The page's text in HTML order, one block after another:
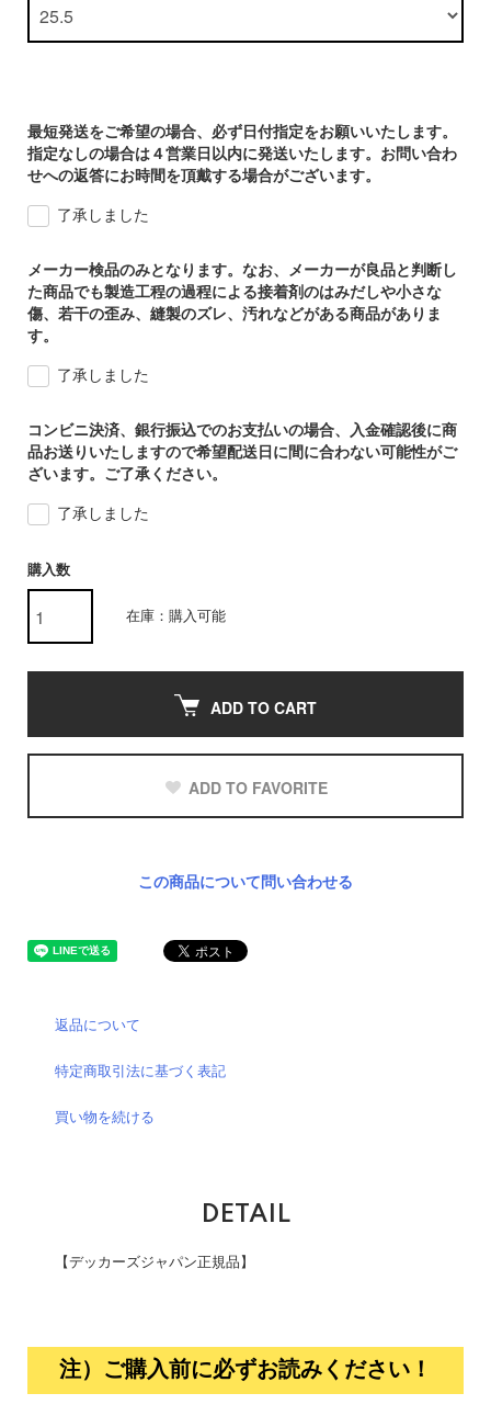
最短発送をご希望の場合、必ず日付指定をお願いいたします。
指定なしの場合は４営業日以内に発送いたします。お問い合わ
せへの返答にお時間を頂戴する場合がございます。
了承しました
メーカー検品のみとなります。なお、メーカーが良品と判断し
た商品でも製造工程の過程による接着剤のはみだしや小さな
傷、若干の歪み、縫製のズレ、汚れなどがある商品がありま
す。
了承しました
コンビニ決済、銀行振込でのお支払いの場合、入金確認後に商
品お送りいたしますので希望配送日に間に合わない可能性がご
ざいます。ご了承ください。
了承しました
購入数
在庫：購入可能
ADD TO CART
ADD TO FAVORITE
この商品について問い合わせる
返品について
特定商取引法に基づく表記
買い物を続ける
DETAIL
【デッカーズジャパン正規品】
注）ご購入前に必ずお読みください！